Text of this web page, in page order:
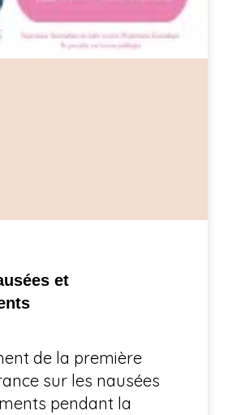
et
de la première
sur les nausées
pendant la